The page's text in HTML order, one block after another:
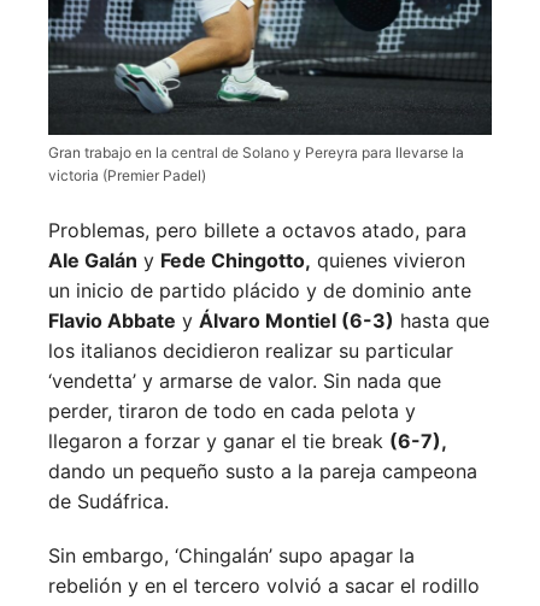
Gran trabajo en la central de Solano y Pereyra para llevarse la
victoria (Premier Padel)
Problemas, pero billete a octavos atado, para
Ale Galán y Fede Chingotto, quienes vivieron
un inicio de partido plácido y de dominio ante
Flavio Abbate y Álvaro Montiel (6-3) hasta que
los italianos decidieron realizar su particular
‘vendetta’ y armarse de valor. Sin nada que
perder, tiraron de todo en cada pelota y
llegaron a forzar y ganar el tie break (6-7),
dando un pequeño susto a la pareja campeona
de Sudáfrica.
Sin embargo, ‘Chingalán’ supo apagar la
rebelión y en el tercero volvió a sacar el rodillo